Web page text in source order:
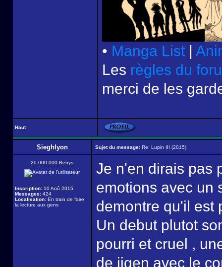
• Manga List |
Les règles du
merci de les
Haut
Sieghlyon Sujet du message: Re: Lupin III (2015)
20 000 000 Berrys
Inscription: 10 Aoû 2015
Messages: 424
Localisation: En train de faire
la lecture aux gens
Je n'en dirais pas
emotions avec un
demontre qu'il est
Un debut plutot
pourri et cruel ,
de jigen avec le